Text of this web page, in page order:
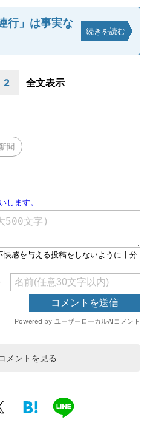
行」は事実な
続きを読む
2 全文表示
聞
メントを見る